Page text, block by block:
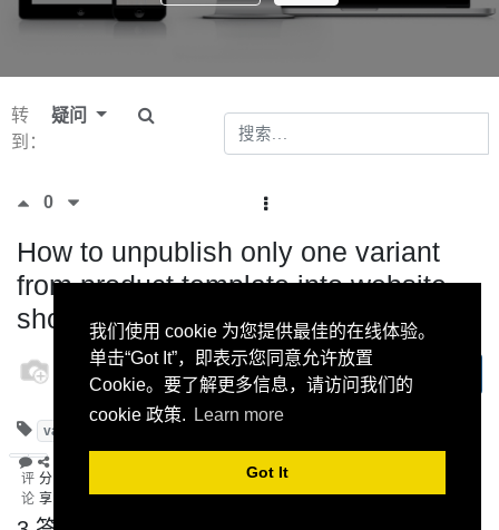
我们使用 cookie 为您提供最佳的在线体验。
单击“Got It”，即表示您同意允许放置
Cookie。要了解更多信息，请访问我们的
cookie 政策.
Learn more
Got It
转
到：
疑问
0
How to unpublish only one variant
from product template into website
shop ?
odoo
5 二月
variants
评
论
分
享